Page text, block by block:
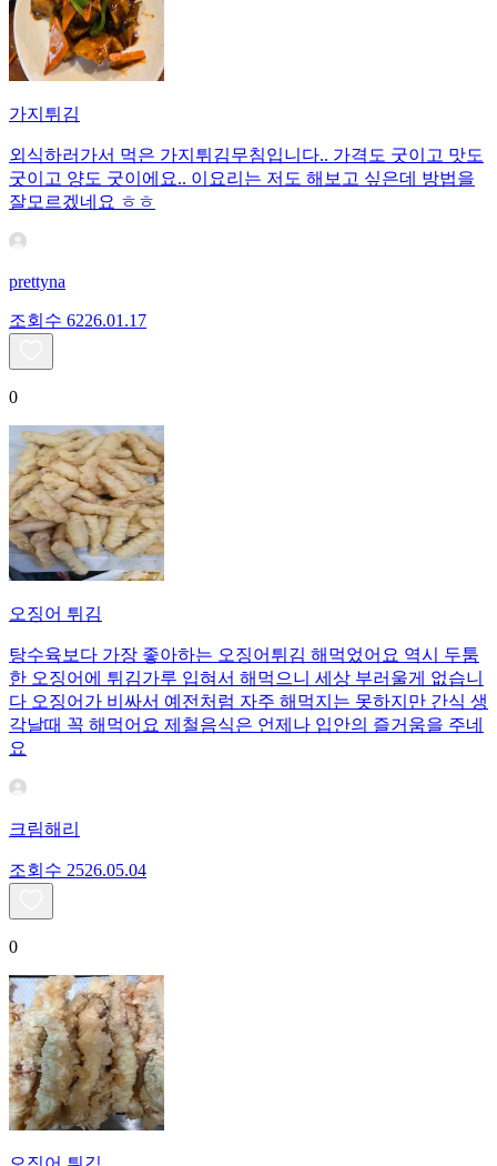
가지튀김
외식하러가서 먹은 가지튀김무침입니다.. 가격도 굿이고 맛도
굿이고 양도 굿이에요.. 이요리는 저도 해보고 싶은데 방법을
잘모르겠네요 ㅎㅎ
prettyna
조회수 6226.01.17
0
오징어 튀김
탕수육보다 가장 좋아하는 오징어튀김 해먹었어요 역시 두툼
한 오징어에 튀김가루 입혀서 해먹으니 세상 부러울게 없습니
다 오징어가 비싸서 예전처럼 자주 해먹지는 못하지만 간식 생
각날때 꼭 해먹어요 제철음식은 언제나 입안의 즐거움을 주네
요
크림해리
조회수 2526.05.04
0